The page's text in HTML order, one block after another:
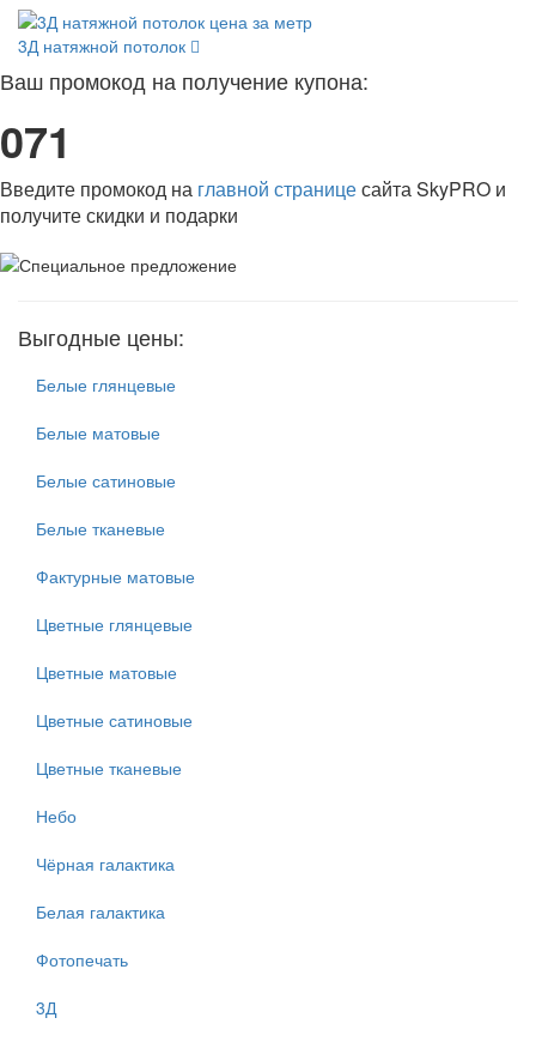
3Д натяжной потолок
Ваш промокод на получение купона:
071
Введите промокод на главной страницесайта SkyPRO и
получите скидки и подарки
Выгодные цены:
Белые глянцевые
Белые матовые
Белые сатиновые
Белые тканевые
Фактурные матовые
Цветные глянцевые
Цветные матовые
Цветные сатиновые
Цветные тканевые
Небо
Чёрная галактика
Белая галактика
Фотопечать
3Д